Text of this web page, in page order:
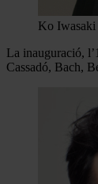
Ko Iwasaki
La inauguració,
Cassadó, Bach,